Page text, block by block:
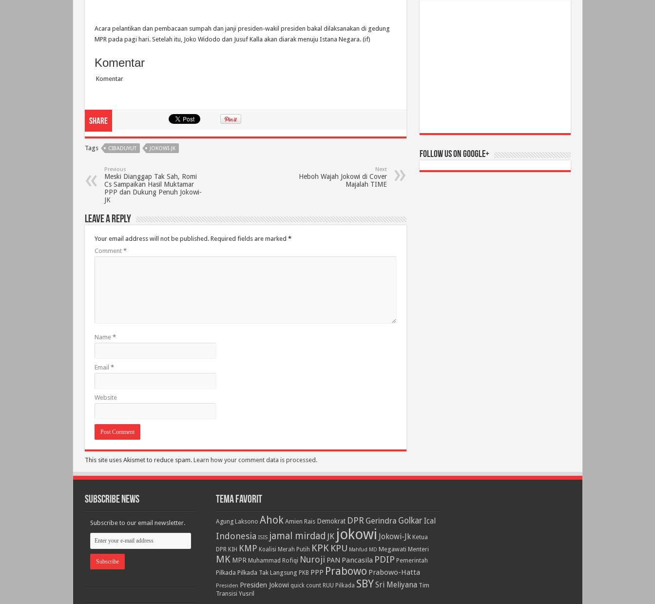
Acara pelantikan dan pembacaan sumpah dan janji presiden-wakil presiden bakal dilaksanakan di gedung
MPR pada pagi hari. Setelah itu, Joko Widodo dan Jusuf Kalla akan diarak menuju Istana Negara. (if)
Komentar
Komentar
Share
Tags CIBADUYUT JOKOWI-JK
Previous
Meski Dianggap Tak Sah, Romi
Cs Sampaikan Hasil Muktamar
PPP dan Dukung Penuh Jokowi-
JK
Next
Heboh Wajah Jokowi di Cover
Majalah TIME
Leave a Reply
Your email address will not be published. Required fields are marked *
Comment *
Name *
Email *
Website
This site uses Akismet to reduce spam. Learn how your comment data is processed.
Follow us on Google+
Subscribe News
Subscribe to our email newsletter.
Tema Favorit
Agung Laksono Ahok Amien Rais Demokrat DPR Gerindra Golkar Ical
Indonesia ISIS jamal mirdad JK jokowi Jokowi-Jk Ketua
DPR KIH KMP Koalisi Merah Putih KPK KPU Mahfud MD Megawati Menteri
MK MPR Muhammad Rofiqi Nuroji PAN Pancasila PDIP Pemerintah
Pilkada Pilkada Tak Langsung PKB PPP Prabowo Prabowo-Hatta
Presiden Presiden Jokowi quick count RUU Pilkada SBYSri Meliyana Tim
Transisi Yusril